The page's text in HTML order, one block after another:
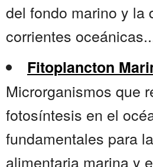
del fondo marino y la
corrientes
Fitoplancton
Microrganismos que
fotosíntesis en el
fundamentales para
alimentaria marina y